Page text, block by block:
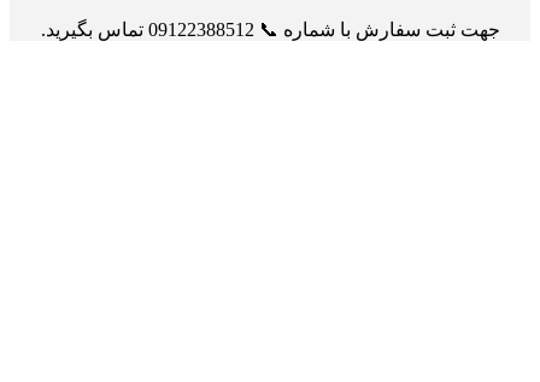
جهت ثبت سفارش با شماره 📞 09122388512 تماس بگیرید.